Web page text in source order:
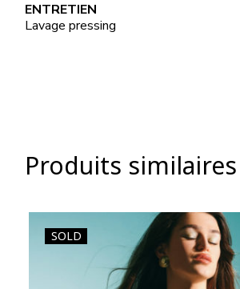
ENTRETIEN
Lavage pressing
Produits similaires
SOLD